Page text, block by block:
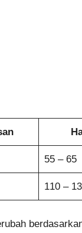
55 – 65
110 –